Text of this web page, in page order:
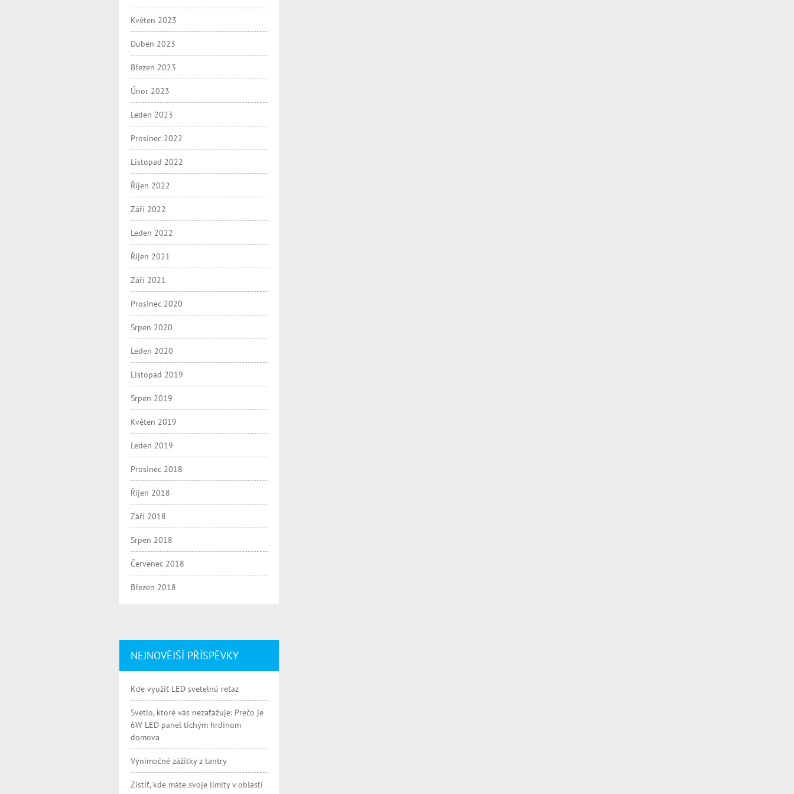
Květen 2023
Duben 2023
Březen 2023
Únor 2023
Leden 2023
Prosinec 2022
Listopad 2022
Říjen 2022
Září 2022
Leden 2022
Říjen 2021
Září 2021
Prosinec 2020
Srpen 2020
Leden 2020
Listopad 2019
Srpen 2019
Květen 2019
Leden 2019
Prosinec 2018
Říjen 2018
Září 2018
Srpen 2018
Červenec 2018
Březen 2018
NEJNOVĚJŠÍ PŘÍSPĚVKY
Kde využiť LED svetelnú reťaz
Svetlo, ktoré vás nezaťažuje: Prečo je
6W LED panel tichým hrdinom
domova
Výnimočné zážitky z tantry
Zistiť, kde máte svoje limity v oblasti